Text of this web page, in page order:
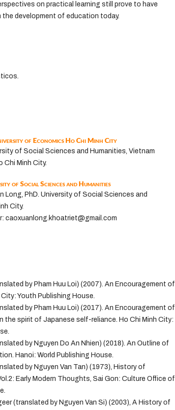
on practical learning still prove to have
the development of education today.
of Economics Ho Chi Minh City
of Social Sciences and Humanities, Vietnam
Chi Minh City.
of Social Sciences and Humanities
Long, PhD. University of Social Sciences and
City.
caoxuanlong.khoatriet@gmail.com
by Pham Huu Loi) (2007). An Encouragement of
City: Youth Publishing House.
by Pham Huu Loi) (2017). An Encouragement of
the spirit of Japanese self-reliance. Ho Chi Minh City:
by Nguyen Do An Nhien) (2018). An Outline of
Hanoi: World Publishing House.
by Nguyen Van Tan) (1973), History of
Early Modern Thoughts, Sai Gon: Culture Office of
(translated by Nguyen Van Si) (2003), A History of